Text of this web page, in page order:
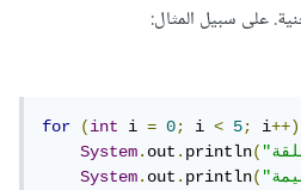
على سبيل المثال:
for (int i = 0; i < 5; i++)
System.out.println(
System.out.println(